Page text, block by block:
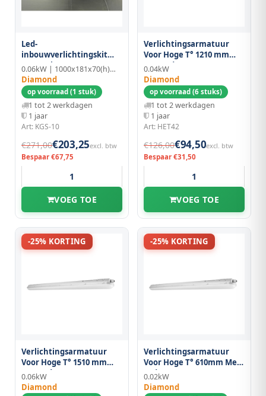
Led-
inbouwverlichtingskit
Voor Cgl1000/n en
Csl1000/n
0.06kW | 1000x181x70(h)mm
Diamond
op voorraad (1 stuk)
1 tot 2 werkdagen
1 jaar
Art: KGS-10
€271,00€203,25excl. btw
Bespaar €67,75
VOEG TOE
Verlichtingsarmatuur
Voor Hoge T° 1210 mm
Met Led
0.04kW
Diamond
op voorraad (6 stuks)
1 tot 2 werkdagen
1 jaar
Art: HET42
€126,00€94,50excl. btw
Bespaar €31,50
VOEG TOE
-25% KORTING
Verlichtingsarmatuur
Voor Hoge T° 1510 mm
Met Led
0.06kW
Diamond
-25% KORTING
Verlichtingsarmatuur
Voor Hoge T° 610mm Met
Led
0.02kW
Diamond